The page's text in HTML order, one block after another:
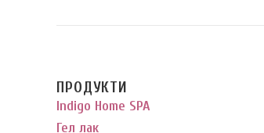
ПРОДУКТИ
Indigo Home SPA
Гел лак